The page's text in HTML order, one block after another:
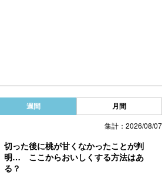
週間 月間
集計：2026/08/07
切った後に桃が甘くなかったことが判
明… ここからおいしくする方法はあ
る？